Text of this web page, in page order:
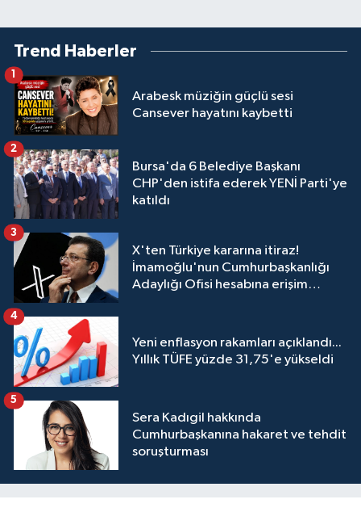
Trend Haberler
Arabesk müziğin güçlü sesi
Cansever hayatını kaybetti
1
Bursa'da 6 Belediye Başkanı
CHP'den istifa ederek YENİ Parti'ye
katıldı
2
X'ten Türkiye kararına itiraz!
İmamoğlu'nun Cumhurbaşkanlığı
Adaylığı Ofisi hesabına erişim
3
Yeni enflasyon rakamları açıklandı...
Yıllık TÜFE yüzde 31,75'e yükseldi
4
Sera Kadıgil hakkında
Cumhurbaşkanına hakaret ve tehdit
soruşturması
5